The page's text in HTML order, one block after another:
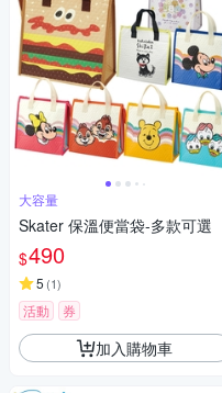
大容量
Skater 保溫便當袋-多款可選
$490
5 (1)
活動 券
加入購物車